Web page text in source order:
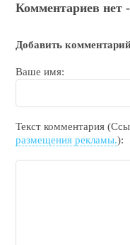
Комментариев нет
Добавить
Ваше имя:
Текст комментария
размещения рекламы.):